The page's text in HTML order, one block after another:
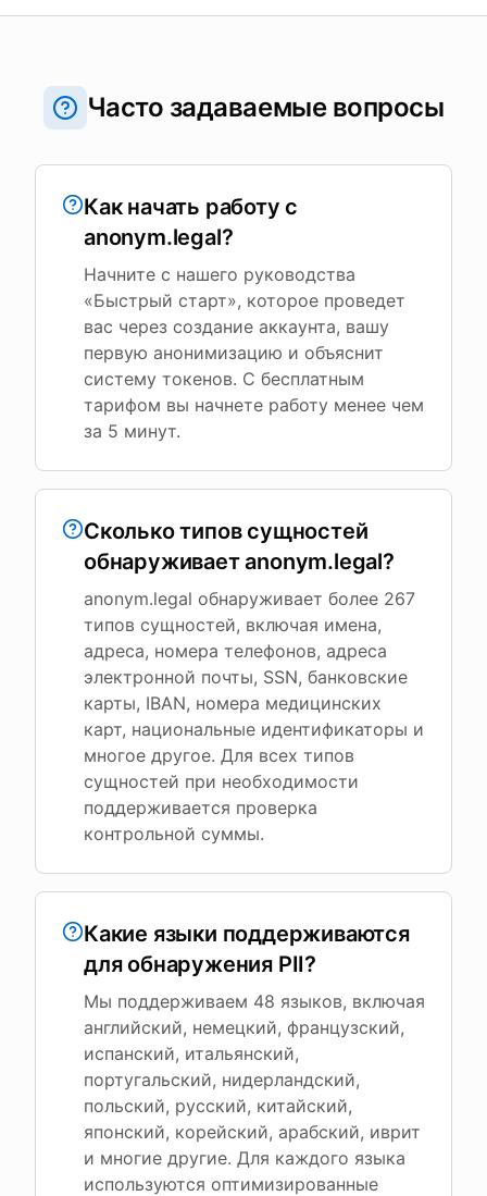
Часто задаваемые вопросы
Как начать работу с
anonym.legal?
Начните с нашего руководства
«Быстрый старт», которое проведет
вас через создание аккаунта, вашу
первую анонимизацию и объяснит
систему токенов. С бесплатным
тарифом вы начнете работу менее чем
за 5 минут.
Сколько типов сущностей
обнаруживает anonym.legal?
anonym.legal обнаруживает более 267
типов сущностей, включая имена,
адреса, номера телефонов, адреса
электронной почты, SSN, банковские
карты, IBAN, номера медицинских
карт, национальные идентификаторы и
многое другое. Для всех типов
сущностей при необходимости
поддерживается проверка
контрольной суммы.
Какие языки поддерживаются
для обнаружения PII?
Мы поддерживаем 48 языков, включая
английский, немецкий, французский,
испанский, итальянский,
португальский, нидерландский,
польский, русский, китайский,
японский, корейский, арабский, иврит
и многие другие. Для каждого языка
используются оптимизированные